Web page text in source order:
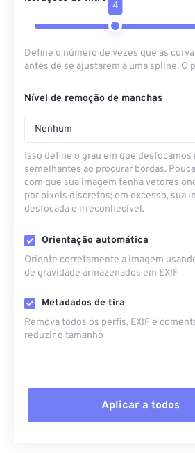
4
Define o número de vezes que as
antes de se ajustarem a uma spline. O
Nível de remoção de manchas
Nenhum
Isso define o grau em que
semelhantes ao procurar bordas.
com que sua imagem tenha vetores
por pixels discretos; em excesso, sua
desfocada e irreconhecível.
Orientação automática
Oriente corretamente a imagem
de gravidade armazenados em EXIF
Metadados de tira
Remova todos os perfis, EXIF ​​e
reduzir o tamanho
Aplicar a todos